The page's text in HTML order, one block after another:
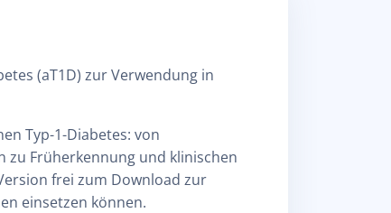
(aT1D) zur Verwendung in
Typ-1-Diabetes: von
Früherkennung und klinischen
frei zum Download zur
einsetzen können.